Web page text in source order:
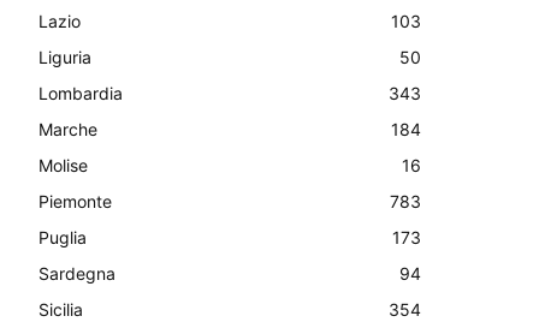
Lazio
103
Liguria
50
Lombardia
343
Marche
184
Molise
16
Piemonte
783
Puglia
173
Sardegna
94
Sicilia
354